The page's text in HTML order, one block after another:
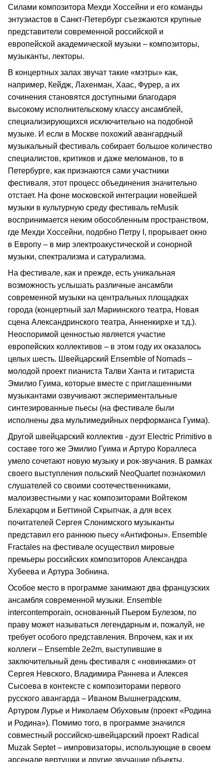
Силами композитора Мехди Хоссейни и его команды
энтузиастов в Санкт-Петербург съезжаются крупные
представители современной российской и
европейской академической музыки – композиторы,
музыканты, лекторы.
В концертных залах звучат такие «мэтры» как,
например, Кейдж, Лахенман, Хаас, Фурер, а их
сочинения становятся доступными благодаря
высокому исполнительскому классу ансамблей,
специализирующихся исключительно на подобной
музыке. И если в Москве похожий авангардный
музыкальный фестиваль собирает большое количество
специалистов, критиков и даже меломанов, то в
Петербурге, как признаются сами участники
фестиваля, этот процесс объединения значительно
отстает. На фоне московской интеграции новейшей
музыки в культурную среду фестиваль reMusik
воспринимается неким обособленным пространством,
где Мехди Хоссейни, подобно Петру I, прорывает окно
в Европу – в мир электроакустической и сонорной
музыки, спектрализма и сатурализма.
На фестивале, как и прежде, есть уникальная
возможность услышать различные ансамбли
современной музыки на центральных площадках
города (концертный зал Мариинского театра, Новая
сцена Александринского театра, Анненкирхе и т.д.).
Неоспоримой ценностью является участие
европейских коллективов – в этом году их оказалось
целых шесть. Швейцарский Ensemble of Nomads –
молодой проект пианиста Талви Ханта и гитариста
Эмилио Гуима, которые вместе с приглашенными
музыкантами озвучивают экспериментальные
синтезированные пьесы (на фестивале были
исполнены два мультимедийных перформанса Гуима).
Другой швейцарский коллектив - дуэт Electric Primitivo в
составе того же Эмилио Гуима и Артуро Кораллеса
умело сочетают новую музыку и рок-звучания. В рамках
своего выступления польский NeoQuartet познакомил
слушателей со своими соотечественниками,
малоизвестными у нас композиторами Войтеком
Блехарцом и Беттиной Скрыпчак, а для всех
почитателей Сергея Слонимского музыканты
представил его раннюю пьесу «Антифоны». Ensemble
Fractales на фестивале осуществил мировые
премьеры российских композиторов Александра
Хубеева и Артура Зобнина.
Особое место в программе занимают два французских
ансамбля современной музыки. Ensemble
intercontemporain, основанный Пьером Булезом, по
праву может называться легендарным и, пожалуй, не
требует особого представления. Впрочем, как и их
коллеги – Ensemble 2e2m, выступившие в
заключительный день фестиваля с «новинками» от
Сергея Невского, Владимира Раннева и Алексея
Сысоева в контексте с композиторами первого
русского авангарда – Иваном Вышнеградским,
Артуром Лурье и Николаем Обуховым (проект «Родина
и Родина»). Помимо того, в программе значился
совместный российско-швейцарский проект Radical
Muzak Septet – импровизаторы, использующие в своем
арсенале вертушки и другие звучащие объекты.